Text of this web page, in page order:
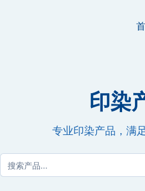
印染
专业印染产品，满